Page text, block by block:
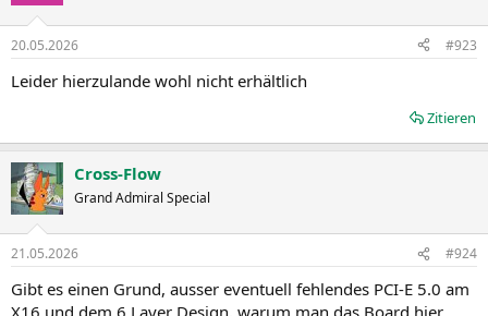
20.05.2026 #923
Leider hierzulande wohl nicht erhältlich
Zitieren
Cross-Flow
Grand Admiral Special
21.05.2026 #924
Gibt es einen Grund, ausser eventuell fehlendes PCI-E 5.0 am